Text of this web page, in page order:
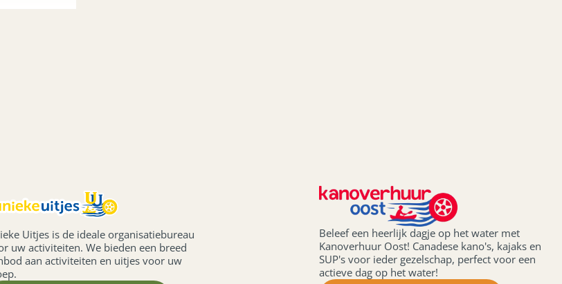
Uitjes is de ideale organisatiebureau
uw activiteiten. We bieden een breed
aan activiteiten en uitjes voor uw
Beleef een heerlijk dagje op het water met
Kanoverhuur Oost! Canadese kano's, kajaks en
SUP's voor ieder gezelschap, perfect voor een
actieve dag op het water!